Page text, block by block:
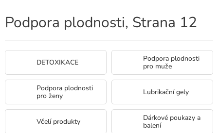
Podpora plodnosti, Strana 12
DETOXIKACE
Podpora plodnosti
pro muže
Podpora plodnosti
pro ženy
Lubrikační gely
Včelí produkty
Dárkové poukazy a
balení